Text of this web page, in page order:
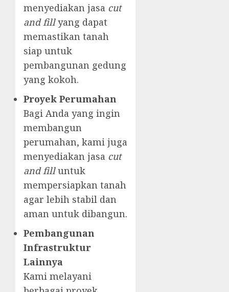
menyediakan jasa cut
and fillyang dapat
memastikan tanah
siap untuk
pembangunan gedung
yang kokoh.
Proyek Perumahan
Bagi Anda yang ingin
membangun
perumahan, kami juga
menyediakan jasa cut
and filluntuk
mempersiapkan tanah
agar lebih stabil dan
aman untuk dibangun.
Pembangunan
Infrastruktur
Lainnya
Kami melayani